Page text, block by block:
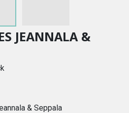
JEANNALA &
& Seppala